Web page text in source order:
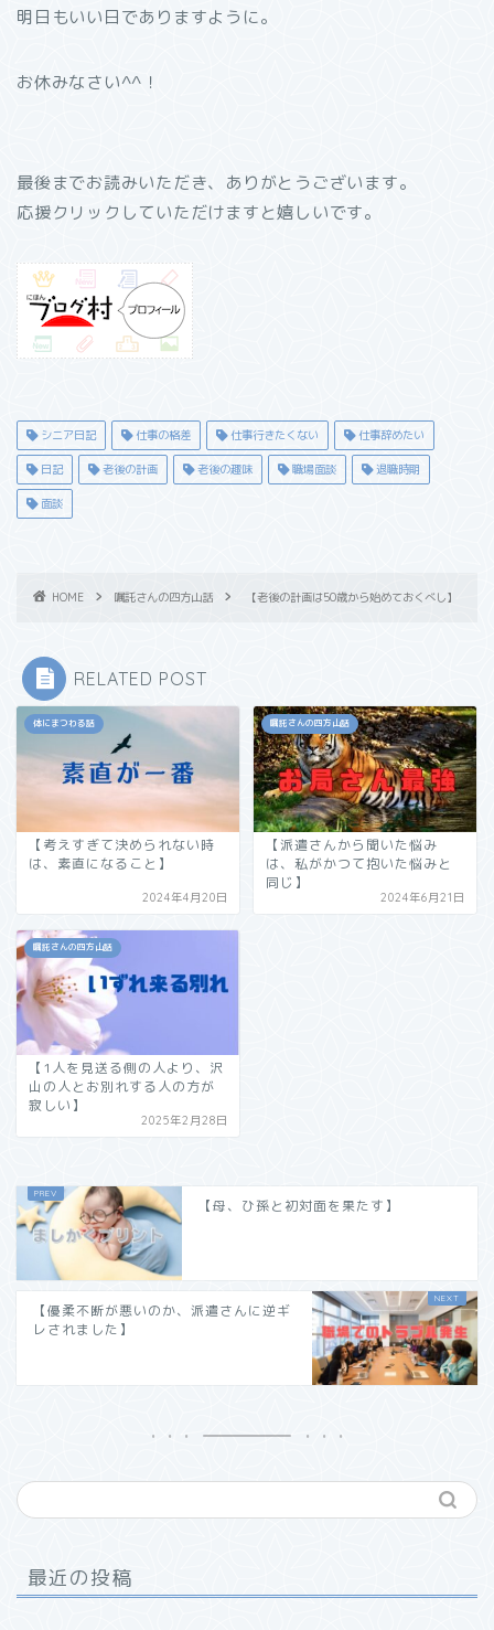
明日もいい日でありますように。
お休みなさい^^！
最後までお読みいただき、ありがとうございます。
応援クリックしていただけますと嬉しいです。
シニア日記 仕事の格差 仕事行きたくない 仕事辞めたい
日記 老後の計画 老後の趣味 職場面談 退職時期
面談
HOME 嘱託さんの四方山話 【老後の計画は50歳から始めておくべし】
RELATED POST
体にまつわる話
【考えすぎて決められない時
は、素直になること】
2024年4月20日
嘱託さんの四方山話
【派遣さんから聞いた悩み
は、私がかつて抱いた悩みと
同じ】
2024年6月21日
嘱託さんの四方山話
【1人を見送る側の人より、沢
山の人とお別れする人の方が
寂しい】
2025年2月28日
【母、ひ孫と初対面を果たす】
【優柔不断が悪いのか、派遣さんに逆ギ
レされました】
最近の投稿